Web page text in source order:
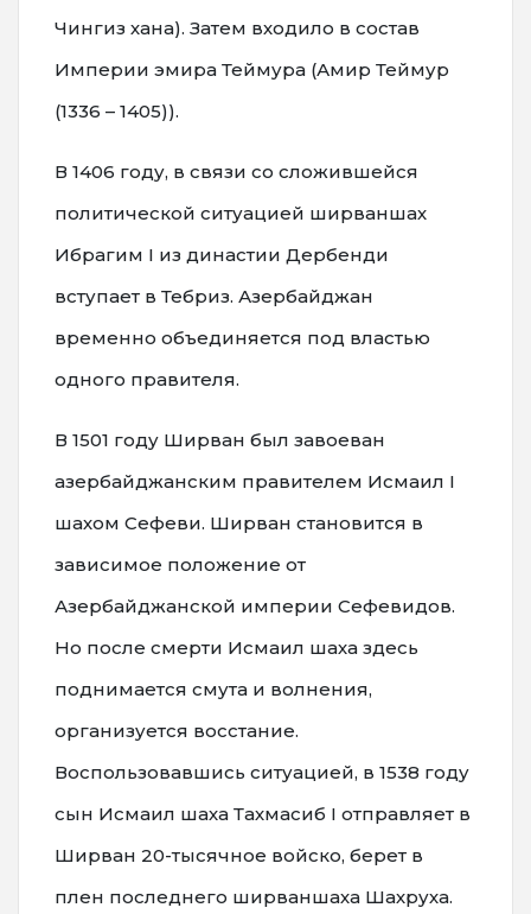
Чингиз хана). Затем входило в состав
Империи эмира Теймура (Амир Теймур
(1336 – 1405)).
В 1406 году, в связи со сложившейся
политической ситуацией ширваншах
Ибрагим I из династии Дербенди
вступает в Тебриз. Азербайджан
временно объединяется под властью
одного правителя.
В 1501 году Ширван был завоеван
азербайджанским правителем Исмаил I
шахом Сефеви. Ширван становится в
зависимое положение от
Азербайджанской империи Сефевидов.
Но после смерти Исмаил шаха здесь
поднимается смута и волнения,
организуется восстание.
Воспользовавшись ситуацией, в 1538 году
сын Исмаил шаха Тахмасиб I отправляет в
Ширван 20-тысячное войско, берет в
плен последнего ширваншаха Шахруха.